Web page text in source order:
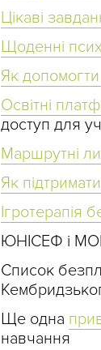
Цікаві
Щоденні
Як
Освітні
доступ для
Маршрутні
Як
Ігротерапія
ЮНІСЕФ і
Список
Ще одна
навчання